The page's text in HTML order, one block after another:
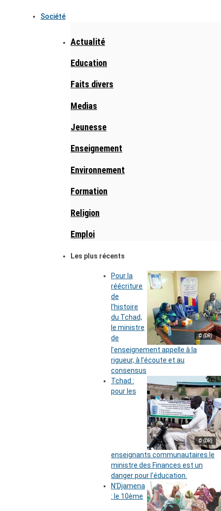
Société
Actualité
Education
Faits divers
Medias
Jeunesse
Enseignement
Environnement
Formation
Religion
Emploi
Les plus récents
© (DR)
Pour la
réécriture
de
l’histoire
du Tchad,
le ministre
de
l’enseignement appelle à la
rigueur, à l’écoute et au
consensus
© (DR)
Tchad :
pour les
enseignants communautaires le
ministre des Finances est un
danger pour l’éducation.
N’Djamena
: le 10ème